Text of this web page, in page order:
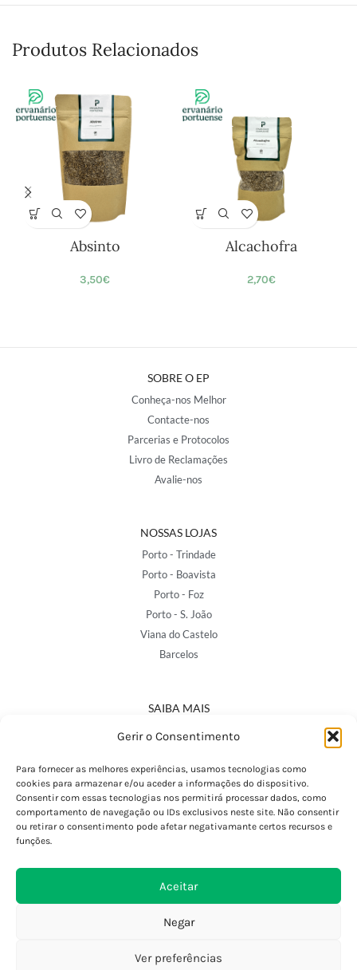
Gerir o Consentimento
Para fornecer as melhores experiências, usamos tecnologias como
cookies para armazenar e/ou aceder a informações do dispositivo.
Consentir com essas tecnologias nos permitirá processar dados, como
comportamento de navegação ou IDs exclusivos neste site. Não consentir
ou retirar o consentimento pode afetar negativamante certos recursos e
funções.
Aceitar
Negar
Ver preferências
Produtos Relacionados
Absinto
3,50€
Alcachofra
2,70€
SOBRE O EP
Conheça-nos Melhor
Contacte-nos
Parcerias e Protocolos
Livro de Reclamações
Avalie-nos
NOSSAS LOJAS
Porto - Trindade
Porto - Boavista
Porto - Foz
Porto - S. João
Viana do Castelo
Barcelos
SAIBA MAIS
Política de Privacidade
Termos e Condições
Perguntas Frequentes
Custos de Envio
Encomendas Internacionais
Devoluções e Trocas